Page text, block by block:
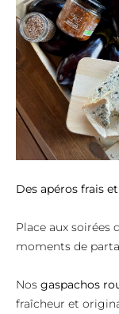
Des apéros frais
Place aux soirées
moments de
Nos gaspachos
fraîcheur et